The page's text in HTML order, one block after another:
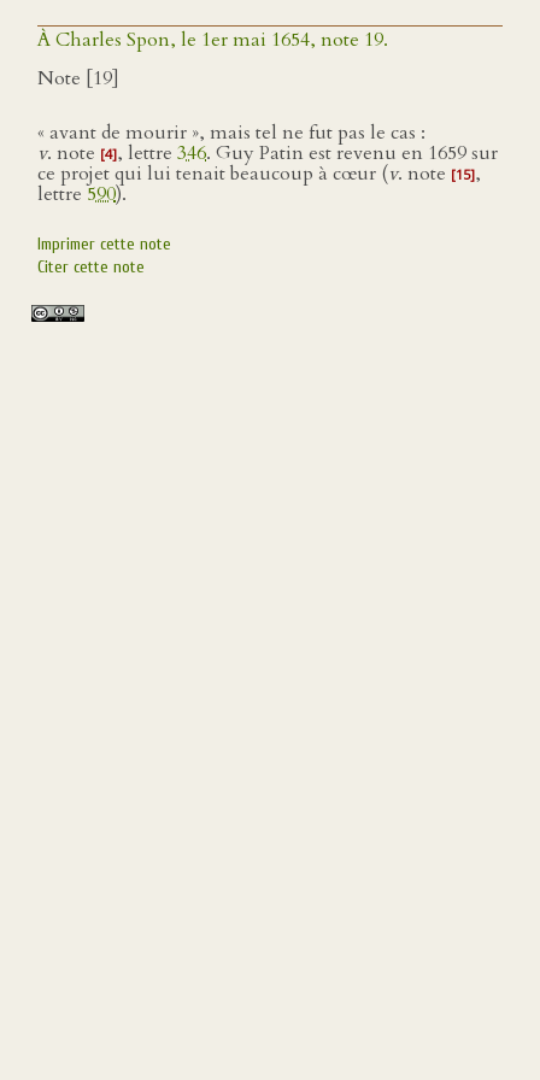
À Charles Spon, le 1er mai 1654, note 19.
Note [19]
« avant de mourir », mais tel ne fut pas le cas :
v. note [4], lettre 346. Guy Patin est revenu en 1659 sur
ce projet qui lui tenait beaucoup à cœur (v. note [15],
lettre590).
Imprimer cette note
Citer cette note